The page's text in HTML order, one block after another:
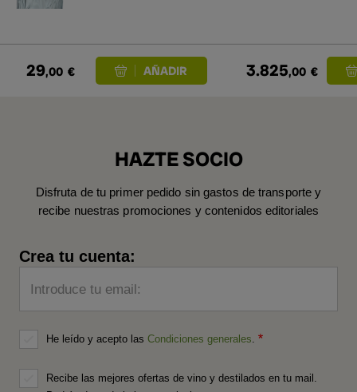
29,00 € 3.825,00 €
HAZTE SOCIO
Disfruta de tu primer pedido sin gastos de transporte y
recibe nuestras promociones y contenidos editoriales
Crea tu cuenta:
Introduce tu email:
He leído y acepto las Condiciones generales
Recibe las mejores ofertas de vino y destilados en tu mail.